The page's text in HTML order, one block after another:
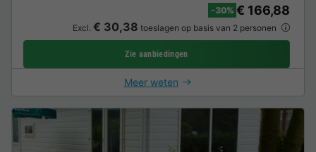
-30% € 166,88
Excl. € 30,38 toeslagen op basis van 2 personen
Zie aanbiedingen
Meer weten